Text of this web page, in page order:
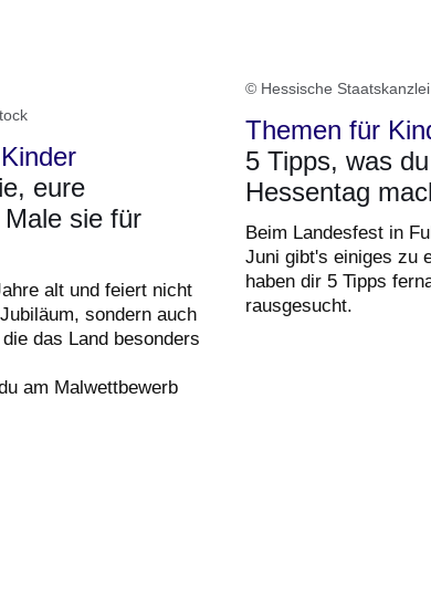
eure
sie für
alt und feiert nicht
sondern auch
das Land besonders
am Malwettbewerb
© Hessische
Themen für
5 Tipps, was
Hessentag
Beim Landesfest in
Juni gibt's einiges zu
haben dir 5 Tipps
rausgesucht.